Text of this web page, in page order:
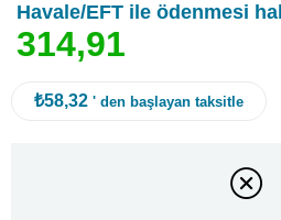
Havale/EFT ile ödenmesi
314,91
₺58,32 ' den başlayan taksitle